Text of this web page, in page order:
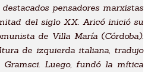
pensadores marxistas
del siglo XX. Aricó inició su
de Villa María (Córdoba).
de izquierda italiana, tradujo
Luego, fundó la mítica